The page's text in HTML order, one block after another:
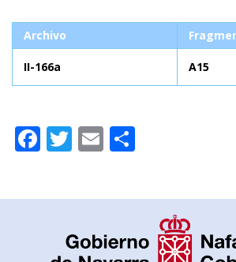
Archivo
II-166a A15
Facebook
Twitter
Email